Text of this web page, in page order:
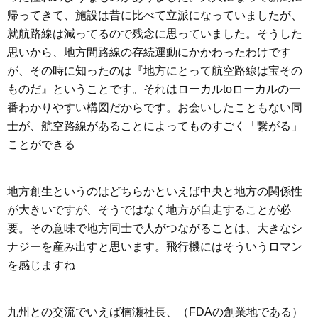
帰ってきて、施設は昔に比べて立派になっていましたが、
就航路線は減ってるので残念に思っていました。そうした
思いから、地方間路線の存続運動にかかわったわけです
が、その時に知ったのは『地方にとって航空路線は宝その
ものだ』ということです。それはローカルtoローカルの一
番わかりやすい構図だからです。お会いしたこともない同
士が、航空路線があることによってものすごく「繋がる」
ことができる
地方創生というのはどちらかといえば中央と地方の関係性
が大きいですが、そうではなく地方が自走することが必
要。その意味で地方同士で人がつながることは、大きなシ
ナジーを産み出すと思います。飛行機にはそういうロマン
を感じますね
九州との交流でいえば楠瀬社長、（FDAの創業地である）